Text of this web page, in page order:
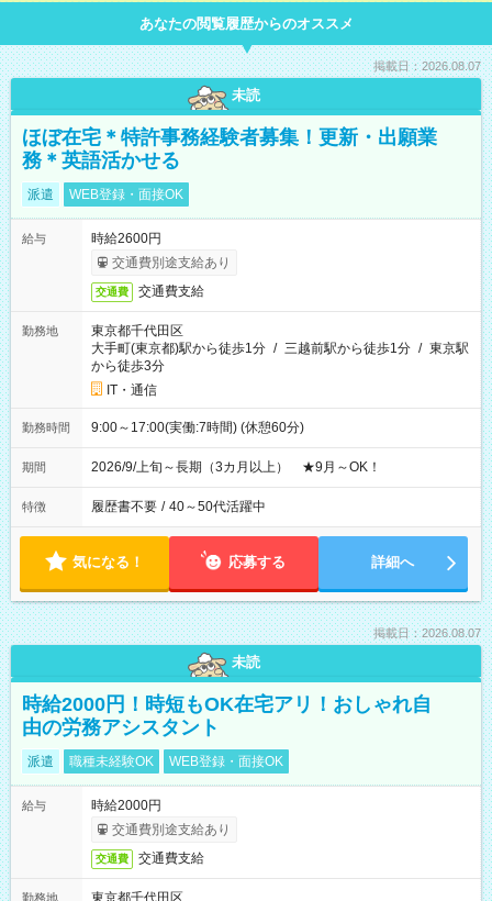
あなたの閲覧履歴からのオススメ
掲載日：2026.08.07
未読
ほぼ在宅＊特許事務経験者募集！更新・出願業
務＊英語活かせる
派遣 WEB登録・面接OK
給与
時給2600円
交通費別途支給あり
交通費 交通費支給
勤務地
東京都千代田区
大手町(東京都)駅から徒歩1分 / 三越前駅から徒歩1分 / 東京駅
から徒歩3分
IT・通信
勤務時間 9:00～17:00(実働:7時間) (休憩60分)
期間 2026/9/上旬～長期（3カ月以上） ★9月～OK！
特徴 履歴書不要 / 40～50代活躍中
気になる！ 応募する 詳細へ
掲載日：2026.08.07
未読
時給2000円！時短もOK在宅アリ！おしゃれ自
由の労務アシスタント
派遣 職種未経験OK WEB登録・面接OK
給与
時給2000円
交通費別途支給あり
交通費 交通費支給
勤務地 東京都千代田区